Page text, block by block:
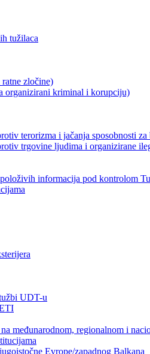
tužilaca
zločine)
organizirani kriminal i korupciju)
terorizma i jačanja sposobnosti
trgovine ljudima i organizirane
informacija pod kontrolom
UDT-u
međunarodnom, regionalnom i
Evrope/zapadnog Balkana